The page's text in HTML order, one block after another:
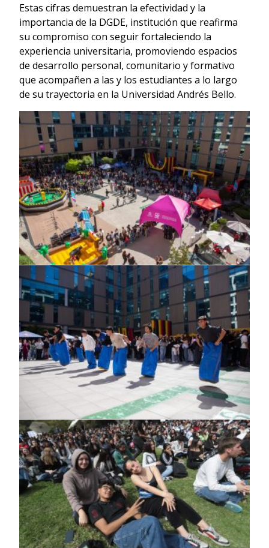
Estas cifras demuestran la efectividad y la
importancia de la DGDE, institución que reafirma
su compromiso con seguir fortaleciendo la
experiencia universitaria, promoviendo espacios
de desarrollo personal, comunitario y formativo
que acompañen a las y los estudiantes a lo largo
de su trayectoria en la Universidad Andrés Bello.